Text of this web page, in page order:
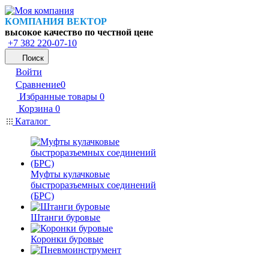
КОМПАНИЯ ВЕКТОР
высокое качество по честной цене
+7 382 220-07-10
Поиск
Войти
Сравнение0
Избранные товары 0
Корзина 0
Каталог
Муфты кулачковые
быстроразъемных соединений
(БРС)
Штанги буровые
Коронки буровые